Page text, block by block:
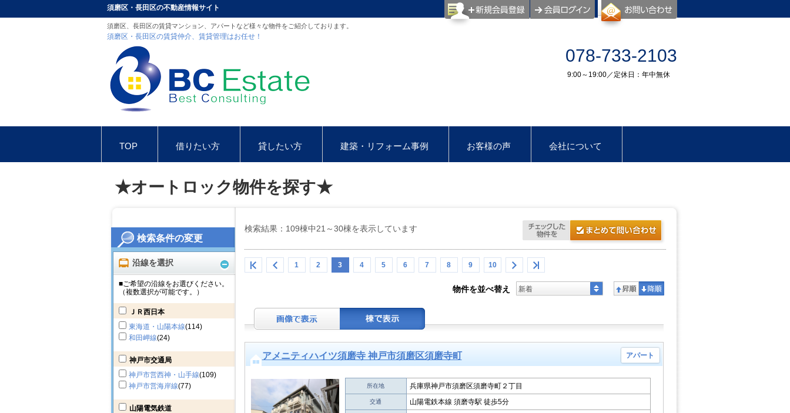
検索条件の変更
沿線を選択
■ご希望の沿線をお選びください。
（複数選択が可能です。）
ＪＲ西日本
東海道・山陽本線(114)
和田岬線(24)
神戸市交通局
神戸市営西神・山手線(109)
神戸市営海岸線(77)
山陽電気鉄道
須磨区・長田区の不動産情報サイト
須磨区、長田区の賃貸マンション、アパートなど様々な物件をご紹介しております。
須磨区・長田区の賃貸仲介、賃貸管理はお任せ！
078-733-2103
9:00～19:00／定休日：年中無休
TOP 借りたい方 貸したい方 建築・リフォーム事例 お客様の声 会社について
お問合せ インスタグラム
★オートロック物件を探す★
検索結果：109棟中21～30棟を表示しています
1 2 3 4 5 6 7 8 9 10
物件を並べ替え 新着
アメニティハイツ須磨寺 神戸市須磨区須磨寺町 アパート
所在地 兵庫県神戸市須磨区須磨寺町２丁目
交通 山陽電鉄本線 須磨寺駅 徒歩5分